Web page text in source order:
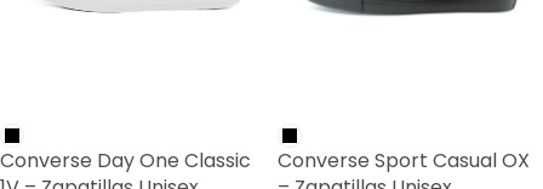
Converse Day One Classic
Converse Sport Casual OX